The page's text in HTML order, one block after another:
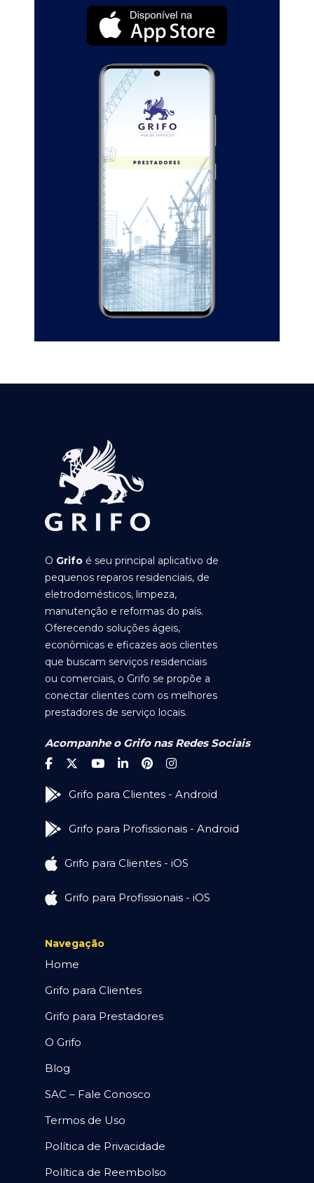
O Grifo é seu principal aplicativo de
pequenos reparos residenciais, de
eletrodomésticos, limpeza,
manutenção e reformas do país.
Oferecendo soluções ágeis,
econômicas e eficazes aos clientes
que buscam serviços residenciais
ou comerciais, o Grifo se propõe a
conectar clientes com os melhores
prestadores de serviço locais.
Acompanhe o Grifo nas Redes Sociais
Grifo para Clientes - Android
Grifo para Profissionais - Android
Grifo para Clientes - iOS
Grifo para Profissionais - iOS
Navegação
Home
Grifo para Clientes
Grifo para Prestadores
O Grifo
Blog
SAC – Fale Conosco
Termos de Uso
Política de Privacidade
Política de Reembolso